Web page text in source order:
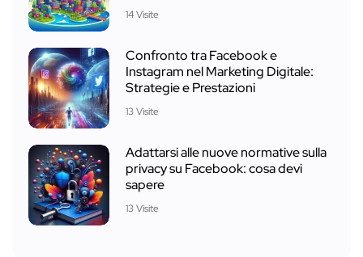
14 Visite
Confronto tra Facebook e
Instagram nel Marketing Digitale:
Strategie e Prestazioni
13 Visite
Adattarsi alle nuove normative sulla
privacy su Facebook: cosa devi
sapere
13 Visite